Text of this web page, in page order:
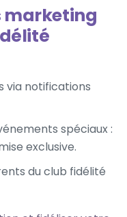
marketing
via notifications
spéciaux :
exclusive.
du club fidélité